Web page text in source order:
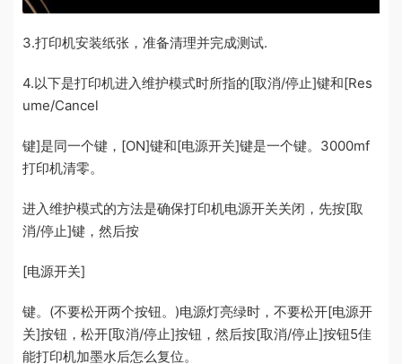
3.打印机安装纸张，准备清理并完成测试.
4.以下是打印机进入维护模式时所指的[取消/停止]键和[Res
ume/Cancel
键]是同一个键，[ON]键和[电源开关]键是一个键。3000mf
打印机清零。
进入维护模式的方法是确保打印机电源开关关闭，先按[取
消/停止]键，然后按
[电源开关]
键。(不要松开两个按钮。)电源灯亮绿时，不要松开[电源开
关]按钮，松开[取消/停止]按钮，然后按[取消/停止]按钮5佳
能打印机加墨水后怎么复位。